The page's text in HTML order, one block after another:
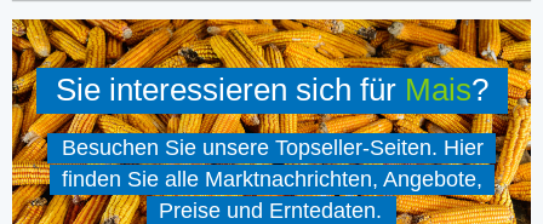
Sie interessieren sich für Mais?
Besuchen Sie unsere Topseller-Seiten. Hier
finden Sie alle Marktnachrichten, Angebote,
Preise und Erntedaten.